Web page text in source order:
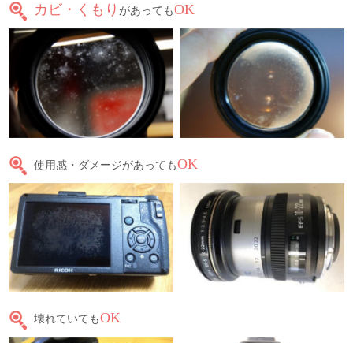
カビ・くもり があってもOK
使用感・ダメージがあってもOK
壊れていてもOK